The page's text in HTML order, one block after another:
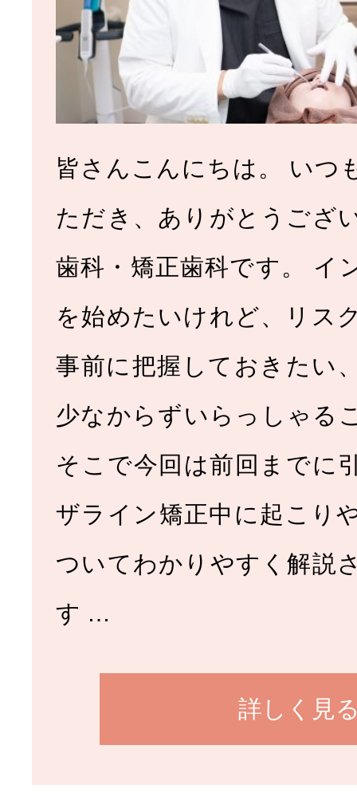
皆さんこんにちは。 いつ
ただき、ありがとうござ
歯科・矯正歯科です。 イ
を始めたいけれど、リス
事前に把握しておきたい
少なからずいらっしゃる
そこで今回は前回までに
ザライン矯正中に起こり
ついてわかりやすく解説
す …
詳しく見